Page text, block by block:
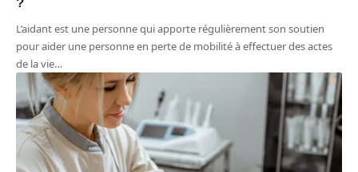
L’aidant est une personne qui apporte régulièrement son soutien
pour aider une personne en perte de mobilité à effectuer des actes
de la vie…